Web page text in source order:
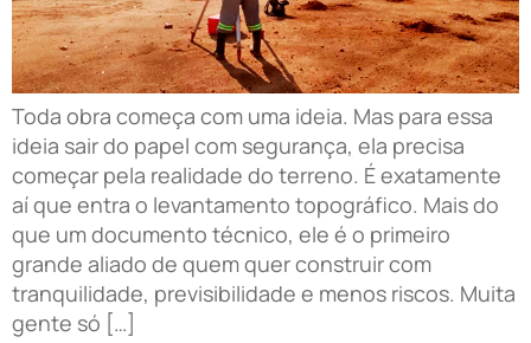
Toda obra começa com uma ideia. Mas para essa
ideia sair do papel com segurança, ela precisa
começar pela realidade do terreno. É exatamente
aí que entra o levantamento topográfico. Mais do
que um documento técnico, ele é o primeiro
grande aliado de quem quer construir com
tranquilidade, previsibilidade e menos riscos. Muita
gente só […]